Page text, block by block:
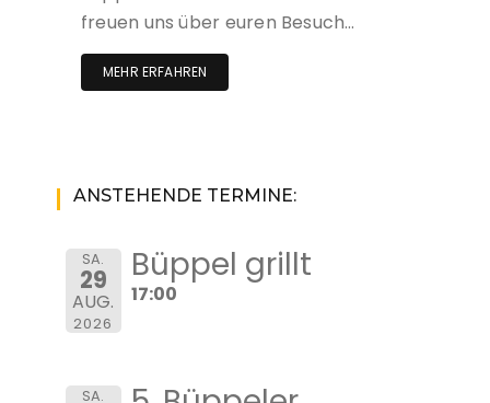
freuen uns über euren Besuch…
MEHR ERFAHREN
ANSTEHENDE TERMINE:
SA.
29
AUG.
2026
Büppel grillt
17:00
SA.